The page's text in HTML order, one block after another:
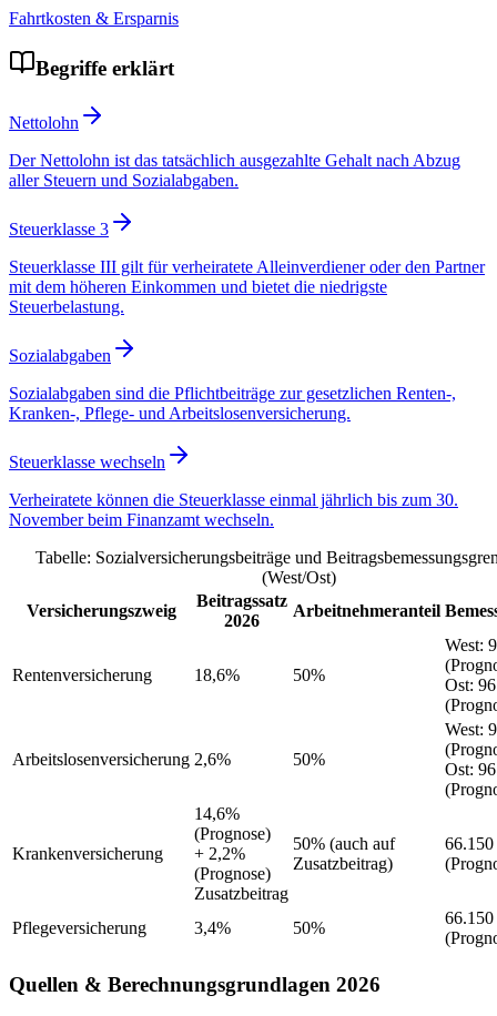
Fahrtkosten & Ersparnis
Begriffe erklärt
Nettolohn
Der Nettolohn ist das tatsächlich ausgezahlte Gehalt nach Abzug
aller Steuern und Sozialabgaben.
Steuerklasse 3
Steuerklasse III gilt für verheiratete Alleinverdiener oder den Partner
mit dem höheren Einkommen und bietet die niedrigste
Steuerbelastung.
Sozialabgaben
Sozialabgaben sind die Pflichtbeiträge zur gesetzlichen Renten-,
Kranken-, Pflege- und Arbeitslosenversicherung.
Steuerklasse wechseln
Verheiratete können die Steuerklasse einmal jährlich bis zum 30.
November beim Finanzamt wechseln.
Tabelle: Sozialversicherungsbeiträge und
(West/Ost)
Versicherungszweig
Beitragssatz
2026
Arbeitnehmeranteil
Rentenversicherung 18,6% 50%
West:
Ost:
Arbeitslosenversicherung 2,6% 50%
West:
Ost:
Krankenversicherung
14,6%
(Prognose)
+ 2,2%
(Prognose)
Zusatzbeitrag
50% (auch auf
Zusatzbeitrag)
66.150
Pflegeversicherung 3,4% 50%
66.150
Quellen & Berechnungsgrundlagen 2026